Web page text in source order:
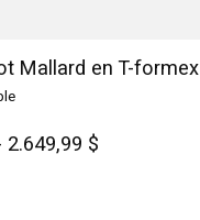
Mallard en T-formex
2.649,99 $